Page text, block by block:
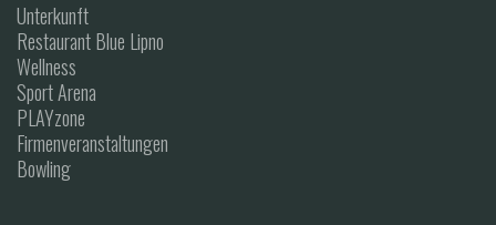
Unterkunft
Restaurant Blue Lipno
Wellness
Sport Arena
PLAYzone
Firmenveranstaltungen
Bowling